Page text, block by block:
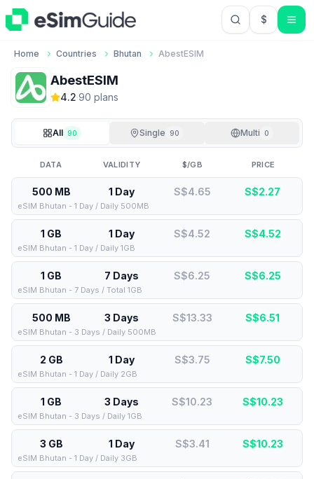
$USD US
Home Countries Bhutan AbestESIM
AbestESIM
4.2·90 plans
All 90 Single 90 Multi 0
DATA VALIDITY $/GB PRICE
500 MB 1 Day S$4.65 S$2.27
eSIM Bhutan - 1 Day / Daily 500MB
1 GB 1 Day S$4.52 S$4.52
eSIM Bhutan - 1 Day / Daily 1GB
1 GB 7 Days S$6.25 S$6.25
eSIM Bhutan - 7 Days / Total 1GB
500 MB 3 Days S$13.33 S$6.51
eSIM Bhutan - 3 Days / Daily 500MB
2 GB 1 Day S$3.75 S$7.50
eSIM Bhutan - 1 Day / Daily 2GB
1 GB 3 Days S$10.23 S$10.23
eSIM Bhutan - 3 Days / Daily 1GB
3 GB 1 Day S$3.41 S$10.23
eSIM Bhutan - 1 Day / Daily 3GB